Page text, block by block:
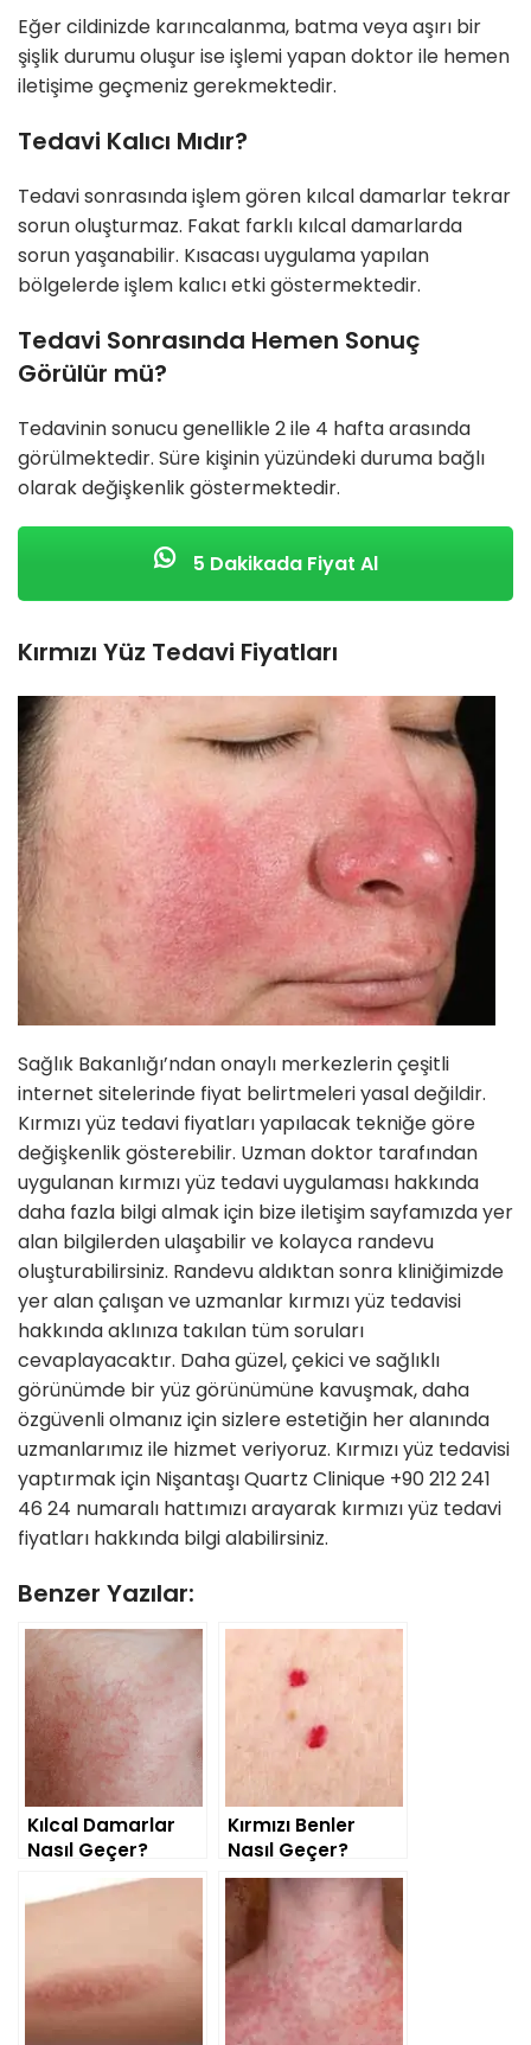
Eğer cildinizde karıncalanma, batma veya aşırı bir
şişlik durumu oluşur ise işlemi yapan doktor ile hemen
iletişime geçmeniz gerekmektedir.
Tedavi Kalıcı Mıdır?
Tedavi sonrasında işlem gören kılcal damarlar tekrar
sorun oluşturmaz. Fakat farklı kılcal damarlarda
sorun yaşanabilir. Kısacası uygulama yapılan
bölgelerde işlem kalıcı etki göstermektedir.
Tedavi Sonrasında Hemen Sonuç
Görülür mü?
Tedavinin sonucu genellikle 2 ile 4 hafta arasında
görülmektedir. Süre kişinin yüzündeki duruma bağlı
olarak değişkenlik göstermektedir.
5 Dakikada Fiyat Al
Kırmızı Yüz Tedavi Fiyatları
Sağlık Bakanlığı’ndan onaylı merkezlerin çeşitli
internet sitelerinde fiyat belirtmeleri yasal değildir.
Kırmızı yüz tedavi fiyatları yapılacak tekniğe göre
değişkenlik gösterebilir. Uzman doktor tarafından
uygulanan kırmızı yüz tedavi uygulaması hakkında
daha fazla bilgi almak için bize iletişim sayfamızda yer
alan bilgilerden ulaşabilir ve kolayca randevu
oluşturabilirsiniz. Randevu aldıktan sonra kliniğimizde
yer alan çalışan ve uzmanlar kırmızı yüz tedavisi
hakkında aklınıza takılan tüm soruları
cevaplayacaktır. Daha güzel, çekici ve sağlıklı
görünümde bir yüz görünümüne kavuşmak, daha
özgüvenli olmanız için sizlere estetiğin her alanında
uzmanlarımız ile hizmet veriyoruz. Kırmızı yüz tedavisi
yaptırmak için Nişantaşı Quartz Clinique +90 212 241
46 24 numaralı hattımızı arayarak kırmızı yüz tedavi
fiyatları hakkında bilgi alabilirsiniz.
Benzer Yazılar:
Kılcal Damarlar
Nasıl Geçer?
Kırmızı Benler
Nasıl Geçer?